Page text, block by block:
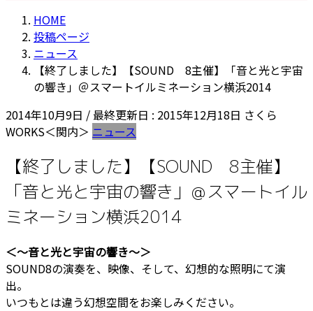
HOME
投稿ページ
ニュース
【終了しました】【SOUND 8主催】「音と光と宇宙
の響き」＠スマートイルミネーション横浜2014
2014年10月9日 / 最終更新日 : 2015年12月18日 さくら
WORKS＜関内＞ ニュース
【終了しました】【SOUND 8主催】
「音と光と宇宙の響き」＠スマートイル
ミネーション横浜2014
＜～音と光と宇宙の響き～＞
SOUND8の演奏を、映像、そして、幻想的な照明にて演
出。
いつもとは違う幻想空間をお楽しみください。